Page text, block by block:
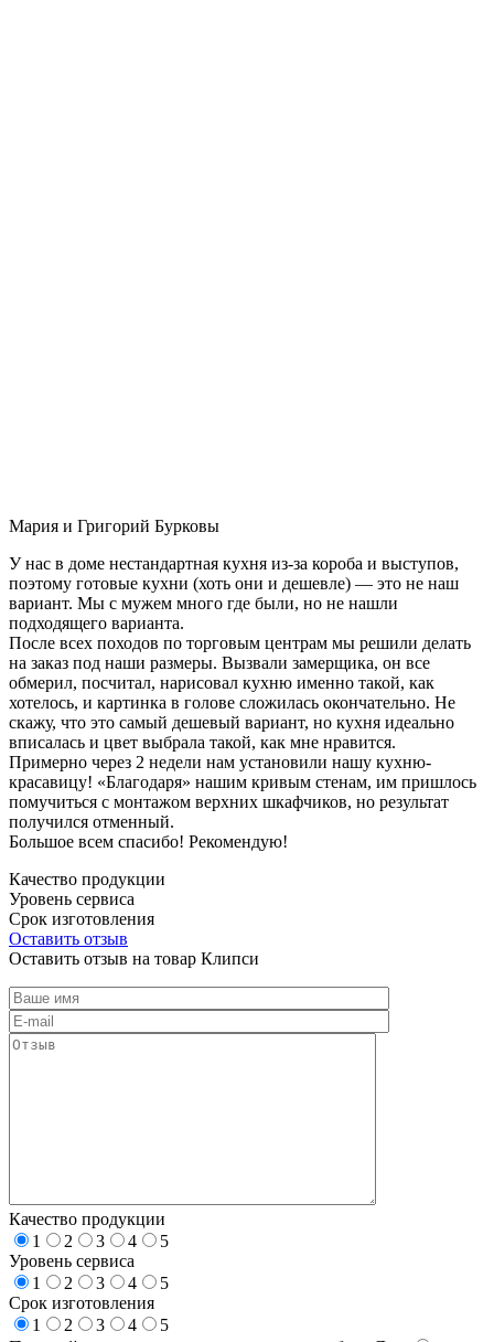
Мария и Григорий Бурковы
У нас в доме нестандартная кухня из-за короба и выступов,
поэтому готовые кухни (хоть они и дешевле) — это не наш
вариант. Мы с мужем много где были, но не нашли
подходящего варианта.
После всех походов по торговым центрам мы решили делать
на заказ под наши размеры. Вызвали замерщика, он все
обмерил, посчитал, нарисовал кухню именно такой, как
хотелось, и картинка в голове сложилась окончательно. Не
скажу, что это самый дешевый вариант, но кухня идеально
вписалась и цвет выбрала такой, как мне нравится.
Примерно через 2 недели нам установили нашу кухню-
красавицу! «Благодаря» нашим кривым стенам, им пришлось
помучиться с монтажом верхних шкафчиков, но результат
получился отменный.
Большое всем спасибо! Рекомендую!
Качество продукции
Уровень сервиса
Срок изготовления
Оставить отзыв
Оставить отзыв на товар Клипси
Качество продукции
1
2 3 4
5
Уровень сервиса
1
2 3 4
5
Срок изготовления
1
2 3 4
5